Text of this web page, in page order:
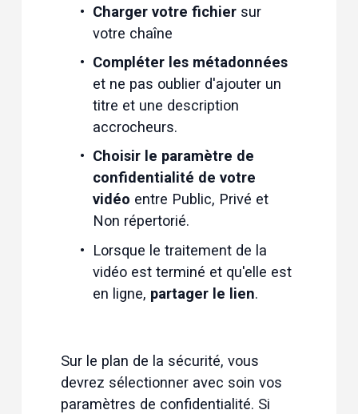
Charger votre fichier sur
votre chaîne
Compléter les métadonnées
et ne pas oublier d'ajouter un
titre et une description
accrocheurs.
Choisir le paramètre de
confidentialité de votre
vidéo entre Public, Privé et
Non répertorié.
Lorsque le traitement de la
vidéo est terminé et qu'elle est
en ligne, partager le lien.
Sur le plan de la sécurité, vous
devrez sélectionner avec soin vos
paramètres de confidentialité. Si